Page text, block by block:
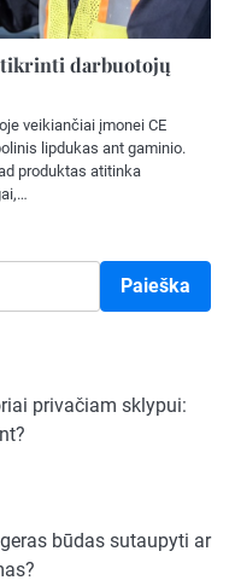
darbuotojų
veikiančiai įmonei CE
lipdukas ant gaminio.
produktas atitinka
Paieška
privačiam sklypui:
būdas sutaupyti ar